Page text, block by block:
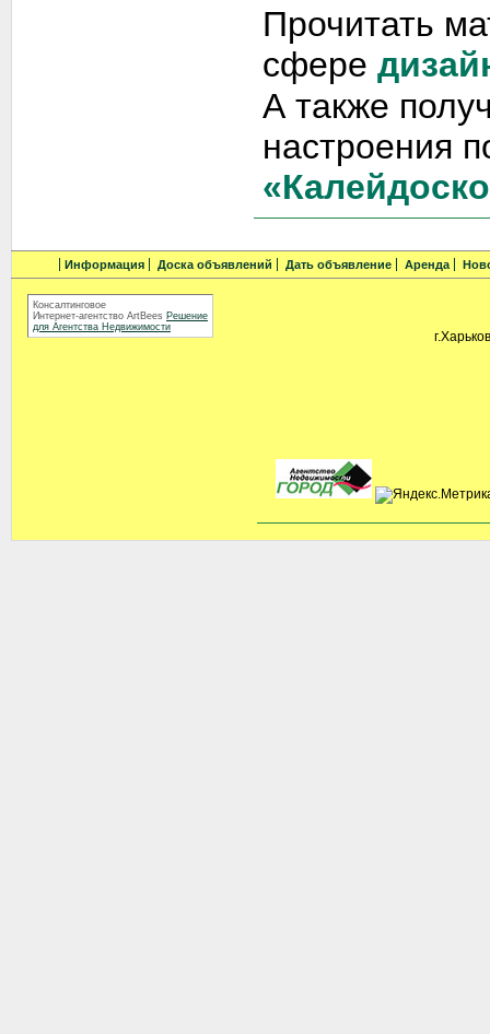
Прочитать
сфере
А также
настроения
Информация Доска объявлений Дать объявление Аренда
Консалтинговое
Интернет-агентство ArtBees Решение
для Агентства Недвижимости